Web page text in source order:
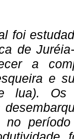
foi
de
a
e
lua). Os
no